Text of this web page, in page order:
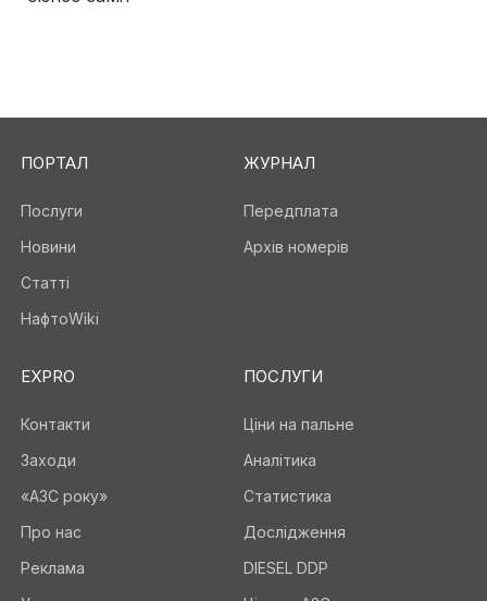
ПОРТАЛ
Послуги
Новини
Статті
НафтоWiki
ЖУРНАЛ
Передплата
Архів номерів
EXPRO
Контакти
Заходи
«АЗС року»
Про нас
Реклама
ПОСЛУГИ
Ціни на пальне
Аналітика
Статистика
Дослідження
DIESEL DDP